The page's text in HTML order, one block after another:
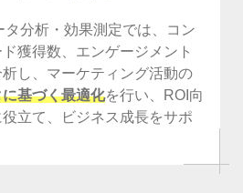
タ分析・効果測定では、コン
獲得数、エンゲージメント
し、マーケティング活動の
基づく最適化を行い、ROI向
役立て、ビジネス成長をサポ